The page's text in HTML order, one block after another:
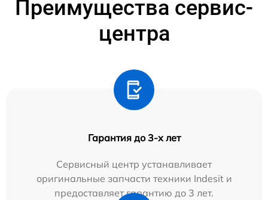
Преимущества сервис-
центра
Гарантия до 3-х лет
Сервисный центр устанавливает
оригинальные запчасти техники Indesit и
предоставляет гарантию до 3 лет.